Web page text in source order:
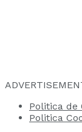
Politica de
Politica